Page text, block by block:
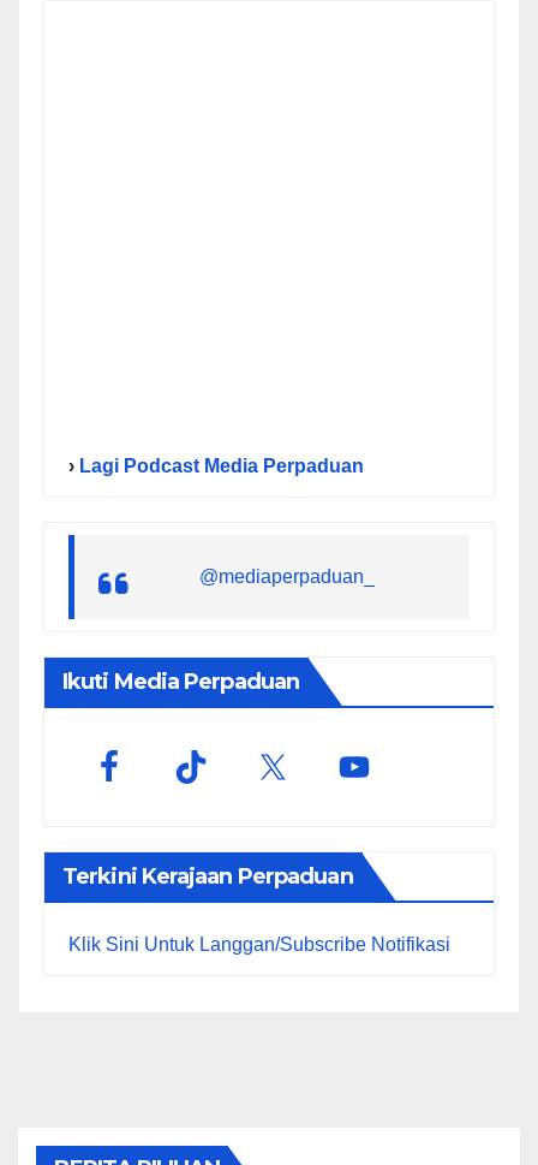
› Lagi Podcast Media Perpaduan
@mediaperpaduan_
Ikuti Media Perpaduan
Terkini Kerajaan Perpaduan
Klik Sini Untuk Langgan/Subscribe Notifikasi